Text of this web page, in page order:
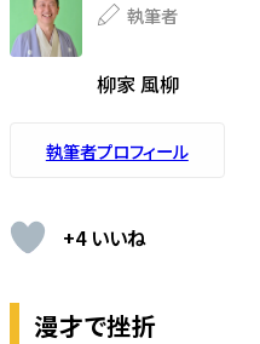
執筆者
柳家 風柳
執筆者プロフィール
+4 いいね
漫才で挫折